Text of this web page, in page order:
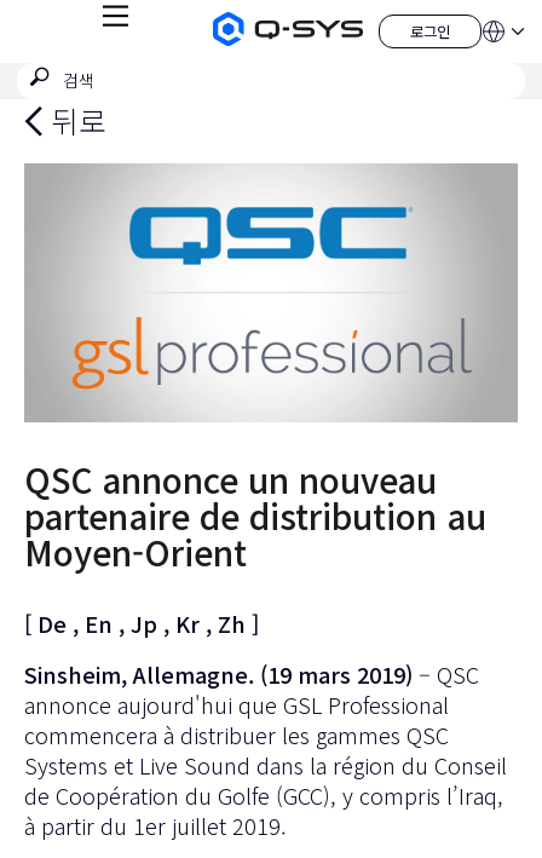
Q-
홈
이
지
메
로그인
로
그
언
QSYS.com (English)
India (English)
Deutsch
Español
검
제
뒤로
QSC annonce un nouveau
partenaire de distribution au
Moyen-Orient
[ De , En ,Jp , Kr , Zh ]
Sinsheim, Allemagne. (19 mars 2019) – QSC
annonce aujourd'hui que GSL Professional
commencera à distribuer les gammes QSC
Systems et Live Sound dans la région du Conseil
de Coopération du Golfe (GCC), y compris l’Iraq,
à partir du 1er juillet 2019.